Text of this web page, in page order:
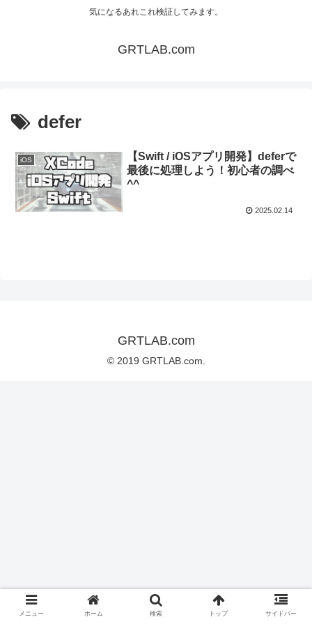
気になるあれこれ検証してみます。
GRTLAB.com
defer
iOS
【Swift / iOSアプリ開発】deferで
最後に処理しよう！初心者の調べ
^^
2025.02.14
GRTLAB.com
© 2019 GRTLAB.com.
メニュー ホーム 検索 トップ サイドバー